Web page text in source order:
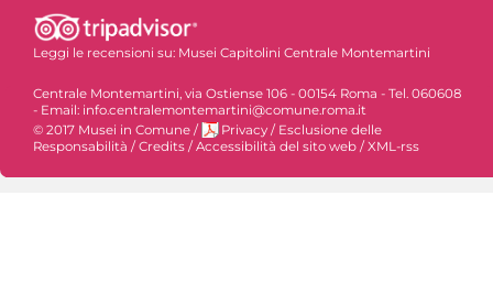
Leggi le recensioni su: Musei Capitolini Centrale Montemartini
Centrale Montemartini, via Ostiense 106 - 00154 Roma - Tel. 060608
- Email: info.centralemontemartini@comune.roma.it
© 2017 Musei in Comune / Privacy / Esclusione delle
Responsabilità / Credits / Accessibilità del sito web / XML-rss